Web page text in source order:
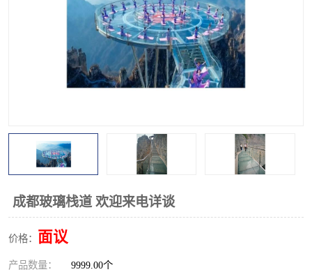
成都玻璃栈道 欢迎来电详谈
价格： 面议
产品数量： 9999.00个
空中自行车
玻璃滑道
音乐呐喊设备
玻璃栈道